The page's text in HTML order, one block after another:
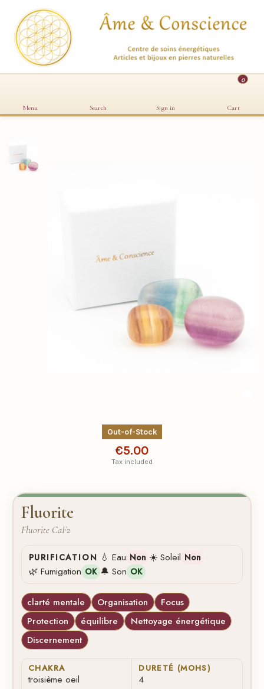
Menu Search Sign in
0
Cart
Out-of-Stock
€5.00
Tax included
Fluorite
Fluorite CaF2
PURIFICATION 💧 Eau Non ☀️ Soleil Non
🌿 Fumigation OK 🔔 Son OK
clarté mentale Organisation
Focus
Protection
équilibre
Nettoyage énergétique
Discernement
CHAKRA
troisième oeil
DURETÉ (MOHS)
4